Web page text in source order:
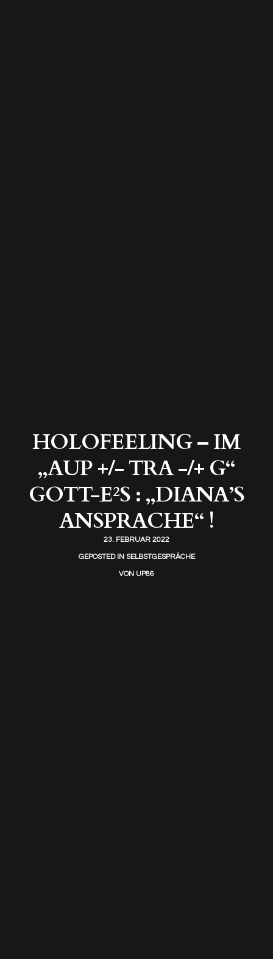
HOLOFEELING – IM
„AUP +/- TRA -/+ G“
GOTT-E²S : „DIANA’S
ANSPRACHE“ !
23. FEBRUAR 2022
GEPOSTED IN SELBSTGESPRÄCHE
VON UP86